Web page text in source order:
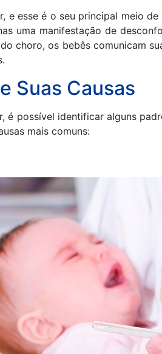
e esse é o seu principal meio
uma manifestação de
choro, os bebês comunicam
Suas Causas
possível identificar alguns
mais comuns: